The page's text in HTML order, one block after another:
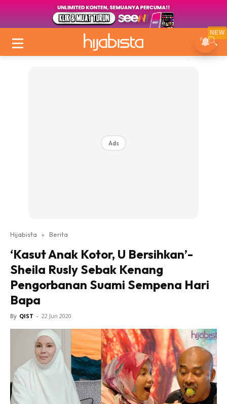
Ads
Hijabista » Berita
‘Kasut Anak Kotor, U Bersihkan’-
Sheila Rusly Sebak Kenang
Pengorbanan Suami Sempena Hari
Bapa
By QIST - 22 Jun 2020
NEW